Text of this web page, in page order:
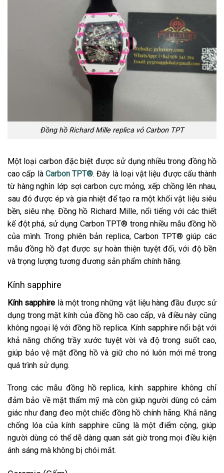
Đồng hồ Richard Mille replica vỏ Carbon TPT
Một loại carbon đặc biệt được sử dụng nhiều trong đồng hồ
cao cấp là Carbon TPT®. Đây là loại vật liệu được cấu thành
từ hàng nghìn lớp sợi carbon cực mỏng, xếp chồng lên nhau,
sau đó được ép và gia nhiệt để tạo ra một khối vật liệu siêu
bền, siêu nhẹ. Đồng hồ Richard Mille, nổi tiếng với các thiết
kế đột phá, sử dụng Carbon TPT® trong nhiều mẫu đồng hồ
của mình. Trong phiên bản replica, Carbon TPT® giúp các
mẫu đồng hồ đạt được sự hoàn thiện tuyệt đối, với độ bền
và trọng lượng tương đương sản phẩm chính hãng.
Kính sapphire
Kính sapphire là một trong những vật liệu hàng đầu được sử
dụng trong mặt kính của đồng hồ cao cấp, và điều này cũng
không ngoại lệ với đồng hồ replica. Kính sapphire nổi bật với
khả năng chống trầy xước tuyệt vời và độ trong suốt cao,
giúp bảo vệ mặt đồng hồ và giữ cho nó luôn mới mẻ trong
quá trình sử dụng.
Trong các mẫu đồng hồ replica, kính sapphire không chỉ
đảm bảo về mặt thẩm mỹ mà còn giúp người dùng có cảm
giác như đang đeo một chiếc đồng hồ chính hãng. Khả năng
chống lóa của kính sapphire cũng là một điểm cộng, giúp
người dùng có thể dễ dàng quan sát giờ trong mọi điều kiện
ánh sáng mà không bị chói mắt.